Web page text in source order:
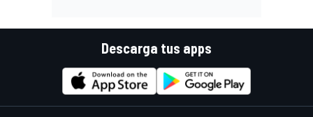
Descarga tus apps